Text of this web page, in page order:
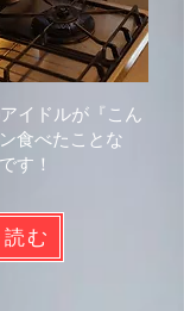
イドルが​『こん
食べたことな
す！
む